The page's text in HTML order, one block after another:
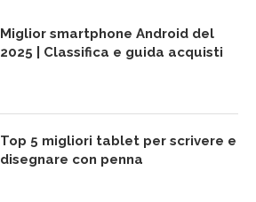
Miglior smartphone Android del
2025 | Classifica e guida acquisti
Top 5 migliori tablet per scrivere e
disegnare con penna